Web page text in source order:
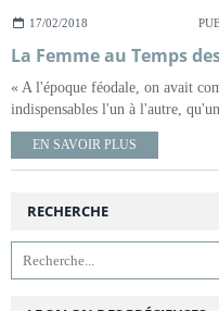
17/02/2018
« A l'époque féodale, on avait
indispensables l'un à l'autre,
EN SAVOIR PLUS
RECHERCHE